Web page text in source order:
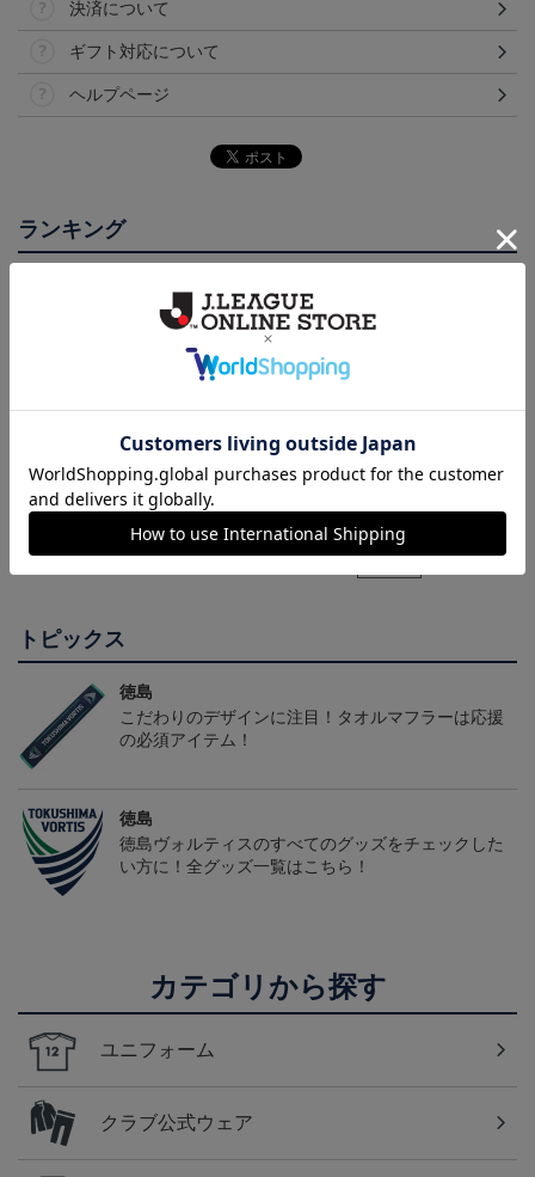
決済について
ギフト対応について
ヘルプページ
ランキング
徳島ヴォルティス ニョ
ロボン タオルマフラー
NEW
徳島ヴォルティス ピカ
チュウ タオルマフラー
2,500円
2026/27オーセンティッ
クユニフォーム(FP1st/半
袖)
22,000円～26,730円
トピックス
徳島
こだわりのデザインに注目！タオルマフラーは応援
の必須アイテム！
徳島
徳島ヴォルティスのすべてのグッズをチェックした
い方に！全グッズ一覧はこちら！
カテゴリから探す
ユニフォーム
クラブ公式ウェア